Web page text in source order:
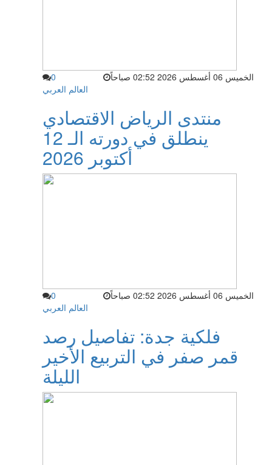
الخميس 06 أغسطس 2026 02:52 صباحاً
0
العالم العربي
منتدى الرياض الاقتصادي
ينطلق في دورته الـ 12
أكتوبر 2026
الخميس 06 أغسطس 2026 02:52 صباحاً
0
العالم العربي
فلكية جدة: تفاصيل رصد
قمر صفر في التربيع الأخير
الليلة